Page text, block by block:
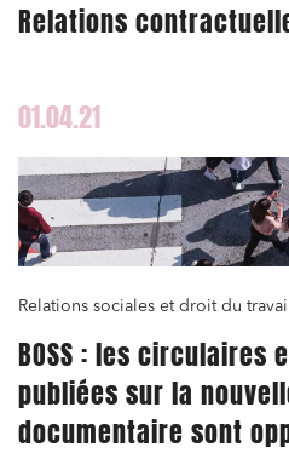
Relations
01.04.21
Relations sociales et droit du travail
BOSS : les circulaires
publiées sur la
documentaire sont